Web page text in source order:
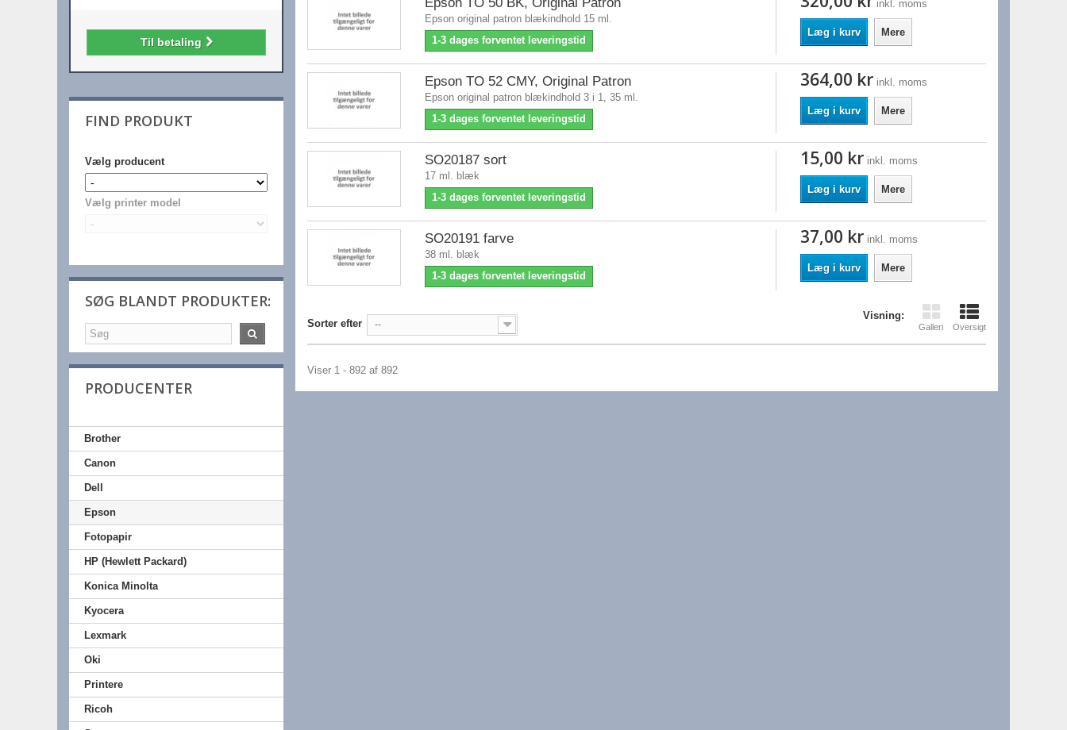
Til betaling
FIND PRODUKT
Vælg producent
Vælg printer model
SØG BLANDT PRODUKTER:
PRODUCENTER
Brother
Canon
Dell
Epson
Fotopapir
HP (Hewlett Packard)
Konica Minolta
Kyocera
Lexmark
Oki
Printere
Ricoh
Epson original patron blækindhold 15 ml.
1-3 dages forventet leveringstid
inkl. moms
Læg i kurv Mere
Epson TO 52 CMY, Original Patron
Epson original patron blækindhold 3 i 1, 35 ml.
1-3 dages forventet leveringstid
364,00 kr inkl. moms
Læg i kurv Mere
SO20187 sort
17 ml. blæk
1-3 dages forventet leveringstid
15,00 kr inkl. moms
Læg i kurv Mere
SO20191 farve
38 ml. blæk
1-3 dages forventet leveringstid
37,00 kr inkl. moms
Læg i kurv Mere
Visning:
Galleri Oversigt
Sorter efter --
Viser 1 - 892 af 892